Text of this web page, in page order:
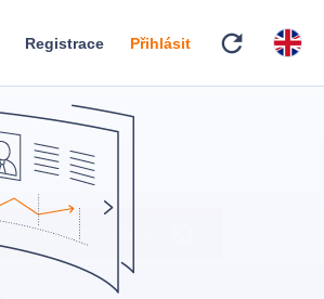
Registrace Přihlásit refresh